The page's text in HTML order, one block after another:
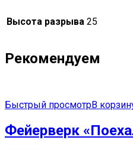
Высота разрыва 25
Рекомендуем
Быстрый просмотрВ
Фейерверк